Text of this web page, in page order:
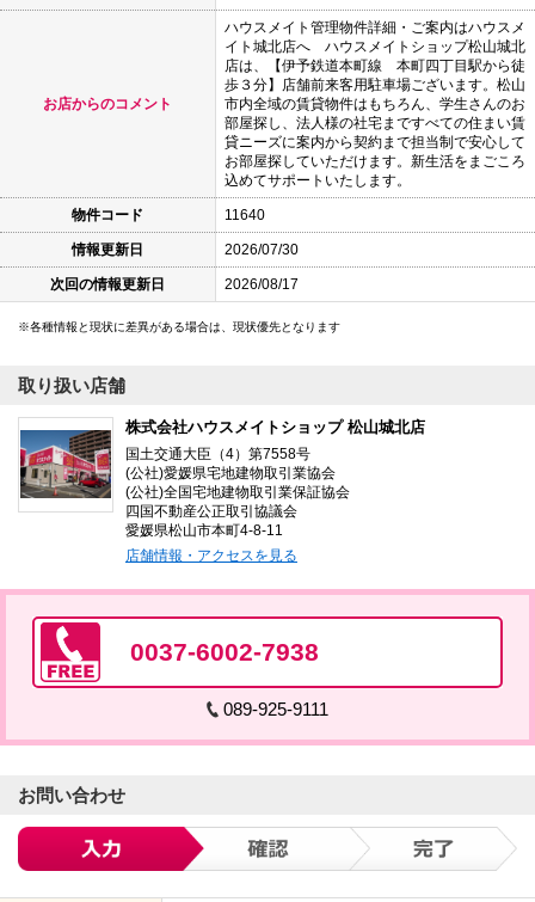
お店からのコメント
ハウスメイト管理物件詳細・ご案内はハウスメ
イト城北店へ ハウスメイトショップ松山城北
店は、【伊予鉄道本町線 本町四丁目駅から徒
歩３分】店舗前来客用駐車場ございます。松山
市内全域の賃貸物件はもちろん、学生さんのお
部屋探し、法人様の社宅まですべての住まい賃
貸ニーズに案内から契約まで担当制で安心して
お部屋探していただけます。新生活をまごころ
込めてサポートいたします。
物件コード 11640
情報更新日 2026/07/30
次回の情報更新日 2026/08/17
各種情報と現状に差異がある場合は、現状優先となります
取り扱い店舗
株式会社ハウスメイトショップ 松山城北店
国土交通大臣（4）第7558号
(公社)愛媛県宅地建物取引業協会
(公社)全国宅地建物取引業保証協会
四国不動産公正取引協議会
愛媛県松山市本町4-8-11
店舗情報・アクセスを見る
0037-6002-7938
089-925-9111
お問い合わせ